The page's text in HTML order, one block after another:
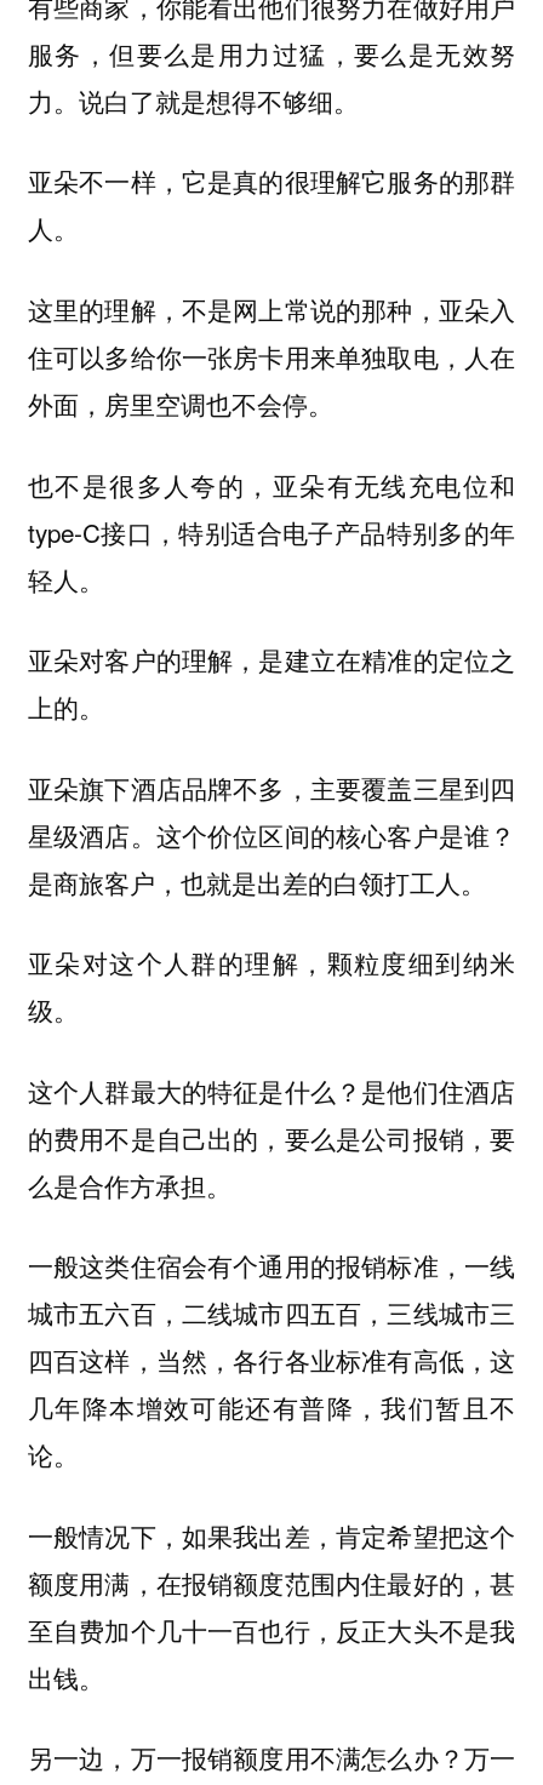
服务，但要么是用力过猛，要么是无效努
力。说白了就是想得不够细。
亚朵不一样，它是真的很理解它服务的那群
人。
这里的理解，不是网上常说的那种，亚朵入
住可以多给你一张房卡用来单独取电，人在
外面，房里空调也不会停。
也不是很多人夸的，亚朵有无线充电位和
type-C接口，特别适合电子产品特别多的年
轻人。
亚朵对客户的理解，是建立在精准的定位之
上的。
亚朵旗下酒店品牌不多，主要覆盖三星到四
星级酒店。这个价位区间的核心客户是谁？
是商旅客户，也就是出差的白领打工人。
亚朵对这个人群的理解，颗粒度细到纳米
级。
这个人群最大的特征是什么？是他们住酒店
的费用不是自己出的，要么是公司报销，要
么是合作方承担。
一般这类住宿会有个通用的报销标准，一线
城市五六百，二线城市四五百，三线城市三
四百这样，当然，各行各业标准有高低，这
几年降本增效可能还有普降，我们暂且不
论。
一般情况下，如果我出差，肯定希望把这个
额度用满，在报销额度范围内住最好的，甚
至自费加个几十一百也行，反正大头不是我
出钱。
另一边，万一报销额度用不满怎么办？万一